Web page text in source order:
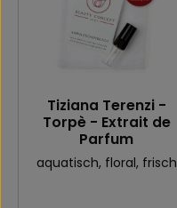
Tiziana Terenzi -
Torpè - Extrait de
Parfum
aquatisch, floral, frisch